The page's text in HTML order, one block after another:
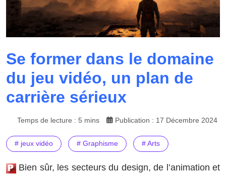
Se former dans le domaine
du jeu vidéo, un plan de
carrière sérieux
Temps de lecture : 5 mins Publication : 17 Décembre 2024
# jeux vidéo # Graphisme # Arts
Bien sûr, les secteurs du design, de l’animation et